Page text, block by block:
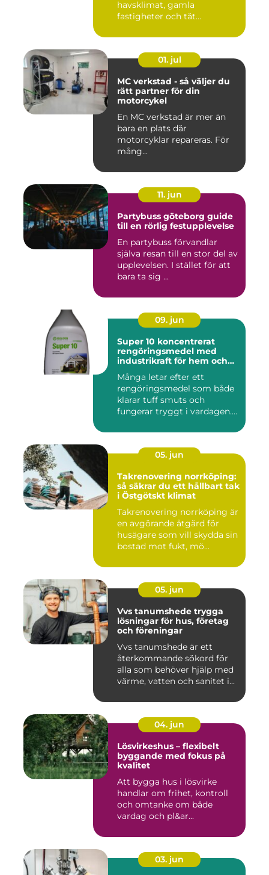
havsklimat, gamla
fastigheter och tät
01. jul
MC verkstad - så väljer du
rätt partner för din
motorcykel
En MC verkstad är mer än
bara en plats där
motorcyklar repareras. För
mång...
11. jun
Partybuss göteborg guide
till en rörlig festupplevelse
En partybuss förvandlar
själva resan till en stor del av
upplevelsen. I stället för att
bara ta sig ...
09. jun
Super 10 koncentrerat
rengöringsmedel med
industrikraft för hem och
Många letar efter ett
rengöringsmedel som både
klarar tuff smuts och
fungerar tryggt i vardagen.
05. jun
Takrenovering norrköping:
så säkrar du ett hållbart tak
i Östgötskt klimat
Takrenovering norrköping är
en avgörande åtgärd för
husägare som vill skydda sin
bostad mot fukt, mö...
05. jun
Vvs tanumshede trygga
lösningar för hus, företag
och föreningar
Vvs tanumshede är ett
återkommande sökord för
alla som behöver hjälp med
värme, vatten och sanitet i...
04. jun
Lösvirkeshus – flexibelt
byggande med fokus på
kvalitet
Att bygga hus i lösvirke
handlar om frihet, kontroll
och omtanke om både
vardag och pl&ar...
03. jun